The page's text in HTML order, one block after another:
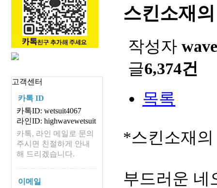
고객센터
카톡 ID
카톡ID: wetsuit4067
라인ID: highwavewetsuit
카톡, 라인 메일로 문의
주시면 친절하게 안내
해 드리겠습니다.
이메일
스킨소재
작성자 wave
글6,374건
목록
*스킨소재
부드러운 네